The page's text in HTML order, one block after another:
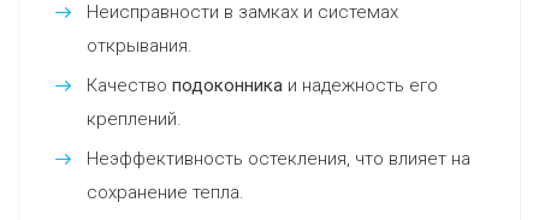
Неисправности в замках и системах
открывания.
Качество подоконника и надежность его
креплений.
Неэффективность остекления, что влияет на
сохранение тепла.